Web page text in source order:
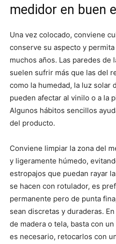
medidor en buen
Una vez colocado, conviene
conserve su aspecto y
muchos años. Las paredes de
suelen sufrir más que las del
como la humedad, la luz solar
pueden afectar al vinilo o a la
Algunos hábitos sencillos
del producto.
Conviene limpiar la zona del
y ligeramente húmedo,
estropajos que puedan rayar
se hacen con rotulador, es
permanente pero de punta
sean discretas y duraderas.
de madera o tela, basta con
es necesario, retocarlos con